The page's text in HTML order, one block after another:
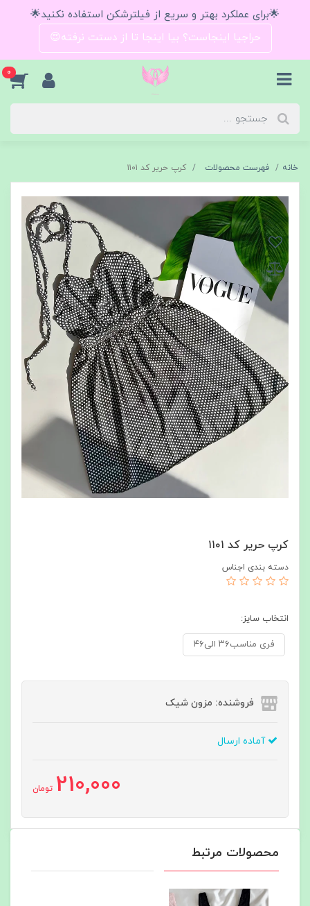
🌟برای عملکرد بهتر و سریع از فیلترشکن استفاده نکنید🌟
حراجیا اینجاست؟ بیا اینجا تا از دستت نرفته😍
0
خانه فهرست محصولات کرپ حریر کد ۱۱۰۱
کرپ حریر کد ۱۱۰۱
دسته بندی اجناس
انتخاب سایز:
فری مناسب۳۶ الی۴۶
فروشنده: مزون شیک
آماده ارسال
210,000 تومان
محصولات مرتبط